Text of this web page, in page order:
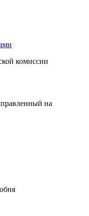
комиссии
на